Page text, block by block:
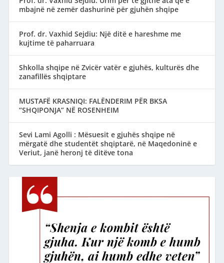
mbajnë në zemër dashurinë për gjuhën shqipe
Prof. dr. Vaxhid Sejdiu: Një ditë e hareshme me
kujtime të paharruara
Shkolla shqipe në Zvicër vatër e gjuhës, kulturës dhe
zanafillës shqiptare
MUSTAFË KRASNIQI: FALËNDERIM PËR BKSA
“SHQIPONJA” NË ROSENHEIM
Sevi Lami Agolli : Mësuesit e gjuhës shqipe në
mërgatë dhe studentët shqiptarë, në Maqedoninë e
Veriut, janë heronj të ditëve tona